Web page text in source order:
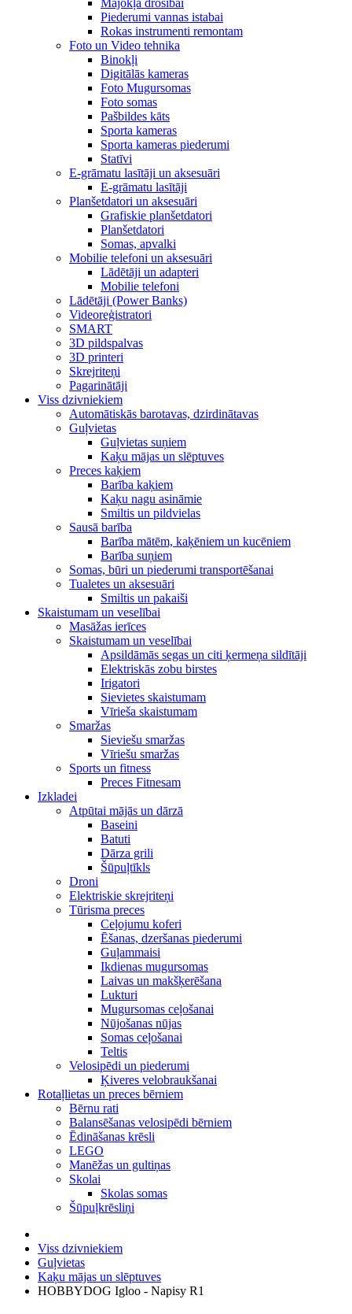
Mājokļa drošībai
Piederumi vannas istabai
Rokas instrumenti remontam
Foto un Video tehnika
Binokļi
Digitālās kameras
Foto Mugursomas
Foto somas
Pašbildes kāts
Sporta kameras
Sporta kameras piederumi
Statīvi
E-grāmatu lasītāji un aksesuāri
E-grāmatu lasītāji
Planšetdatori un aksesuāri
Grafiskie planšetdatori
Planšetdatori
Somas, apvalki
Mobilie telefoni un aksesuāri
Lādētāji un adapteri
Mobilie telefoni
Lādētāji (Power Banks)
Videoreģistratori
SMART
3D pildspalvas
3D printeri
Skrejriteņi
Pagarinātāji
Viss dzivniekiem
Automātiskās barotavas, dzirdinātavas
Guļvietas
Guļvietas suņiem
Kaķu mājas un slēptuves
Preces kaķiem
Barība kaķiem
Kaķu nagu asināmie
Smiltis un pildvielas
Sausā barība
Barība mātēm, kaķēniem un kucēniem
Barība suņiem
Somas, būri un piederumi transportēšanai
Tualetes un aksesuāri
Smiltis un pakaiši
Skaistumam un veselībai
Masāžas ierīces
Skaistumam un veselībai
Apsildāmās segas un citi ķermeņa sildītāji
Elektriskās zobu birstes
Irigatori
Sievietes skaistumam
Vīrieša skaistumam
Smaržas
Sieviešu smaržas
Vīriešu smaržas
Sports un fitness
Preces Fitnesam
Izkladei
Atpūtai mājās un dārzā
Baseini
Batuti
Dārza grili
Šūpuļtīkls
Droni
Elektriskie skrejriteņi
Tūrisma preces
Ceļojumu koferi
Ēšanas, dzeršanas piederumi
Guļammaisi
Ikdienas mugursomas
Laivas un makšķerēšana
Lukturi
Mugursomas ceļošanai
Nūjošanas nūjas
Somas ceļošanai
Teltis
Velosipēdi un piederumi
Ķiveres velobraukšanai
Rotaļlietas un preces bērniem
Bērnu rati
Balansēšanas velosipēdi bērniem
Ēdināšanas krēsli
LEGO
Manēžas un gultiņas
Skolai
Skolas somas
Šūpuļkrēsliņi
Viss dzivniekiem
Guļvietas
Kaķu mājas un slēptuves
HOBBYDOG Igloo - Napisy R1